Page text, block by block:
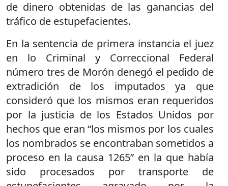
de dinero obtenidas de las ganancias del
tráfico de estupefacientes.
En la sentencia de primera instancia el juez
en lo Criminal y Correccional Federal
número tres de Morón denegó el pedido de
extradición de los imputados ya que
consideró que los mismos eran requeridos
por la justicia de los Estados Unidos por
hechos que eran “los mismos por los cuales
los nombrados se encontraban sometidos a
proceso en la causa 1265” en la que había
sido procesados por transporte de